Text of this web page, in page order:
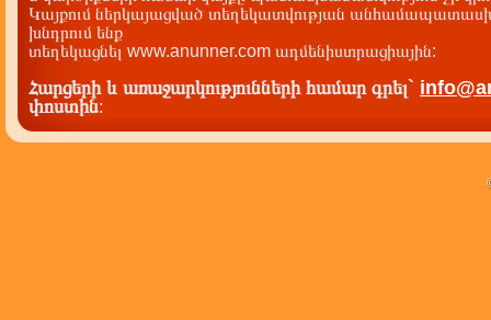
Կայքում ներկայացված տեղեկատվության
խնդրում ենք
տեղեկացնել www.anunner.com ադմենիստրացիային:
Հարցերի և առաջարկությունների համար գրել`
փոստին: